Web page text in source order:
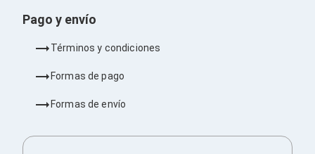
Tablets
Soportes para Celulares y Tablets
Fundas y Skins
Lápices para Tablets
Webcams y Audio
Audífonos
Bases para PC's
Pago y envío
Términos y condiciones
Formas de pago
Formas de envío